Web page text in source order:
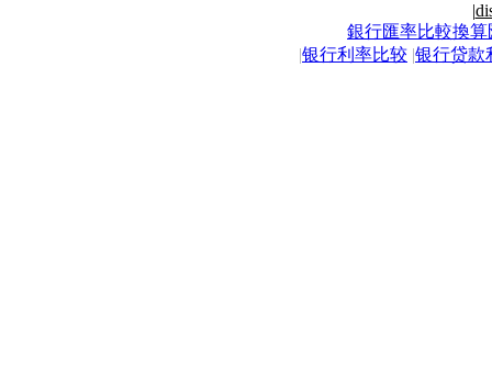
|
銀行匯率比較換算
|银行利率比较 |银行贷款